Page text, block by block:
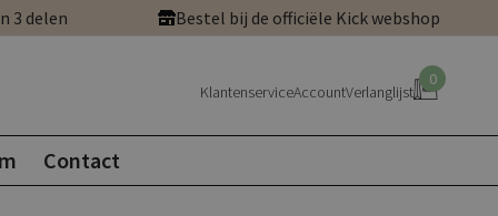
3 delen Bestel bij de officiële Kick webshop
KlantenserviceAccountVerlanglijst
0
Contact